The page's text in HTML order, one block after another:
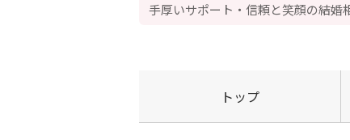
手厚いサポート・信頼と笑顔の結婚
トップ